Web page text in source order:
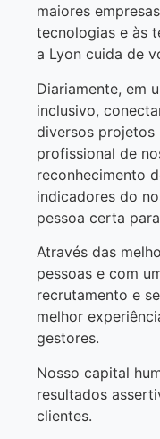
maiores
tecnologias e às
a Lyon cuida de
Diariamente, em
inclusivo,
diversos projetos
profissional de
reconhecimento
indicadores do
pessoa certa
Através das
pessoas e com
recrutamento e
melhor
gestores.
Nosso capital
resultados
clientes.